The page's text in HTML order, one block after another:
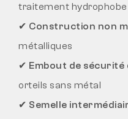
traitement hydrophobe
✔ Construction non
métalliques
✔ Embout de sécurité
orteils sans métal
✔ Semelle